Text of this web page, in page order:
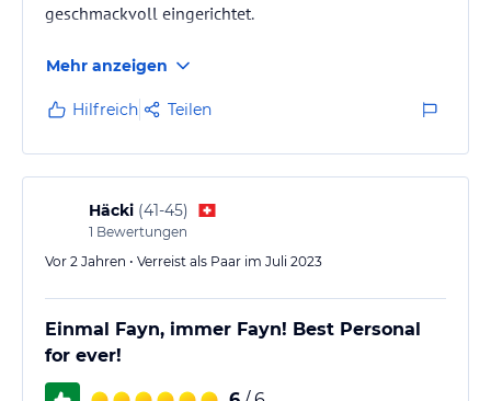
geschmackvoll eingerichtet.
Mehr anzeigen
Hilfreich Teilen
Häcki (41-45)
1 Bewertungen
Vor 2 Jahren • Verreist als Paar im Juli 2023
Einmal Fayn, immer Fayn! Best Personal
for ever!